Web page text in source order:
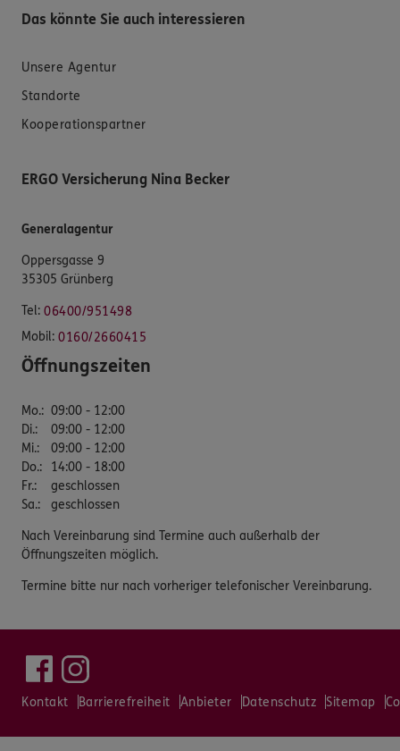
Das könnte Sie auch interessieren
Unsere Agentur
Standorte
Kooperationspartner
ERGO Versicherung Nina Becker
Generalagentur
Oppersgasse 9
35305 Grünberg
Tel: 06400/951498
Mobil: 0160/2660415
Öffnungszeiten
Mo.: 09:00 - 12:00
Di.:
09:00 - 12:00
Mi.:
09:00 - 12:00
Do.:
14:00 - 18:00
Fr.:
geschlossen
Sa.: geschlossen
Nach Vereinbarung sind Termine auch außerhalb der
Öffnungszeiten möglich.
Termine bitte nur nach vorheriger telefonischer Vereinbarung.
Kontakt Barrierefreiheit Anbieter Datenschutz Sitemap